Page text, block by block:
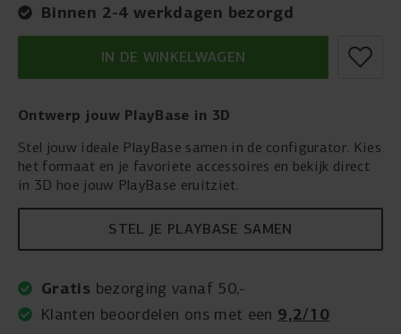
Binnen 2-4 werkdagen bezorgd
IN DE WINKELWAGEN
Ontwerp jouw PlayBase in 3D
Stel jouw ideale PlayBase samen in de configurator. Kies
het formaat en je favoriete accessoires en bekijk direct
in 3D hoe jouw PlayBase eruitziet.
STEL JE PLAYBASE SAMEN
Gratis bezorging vanaf 50,-
Klanten beoordelen ons met een 9,2/10